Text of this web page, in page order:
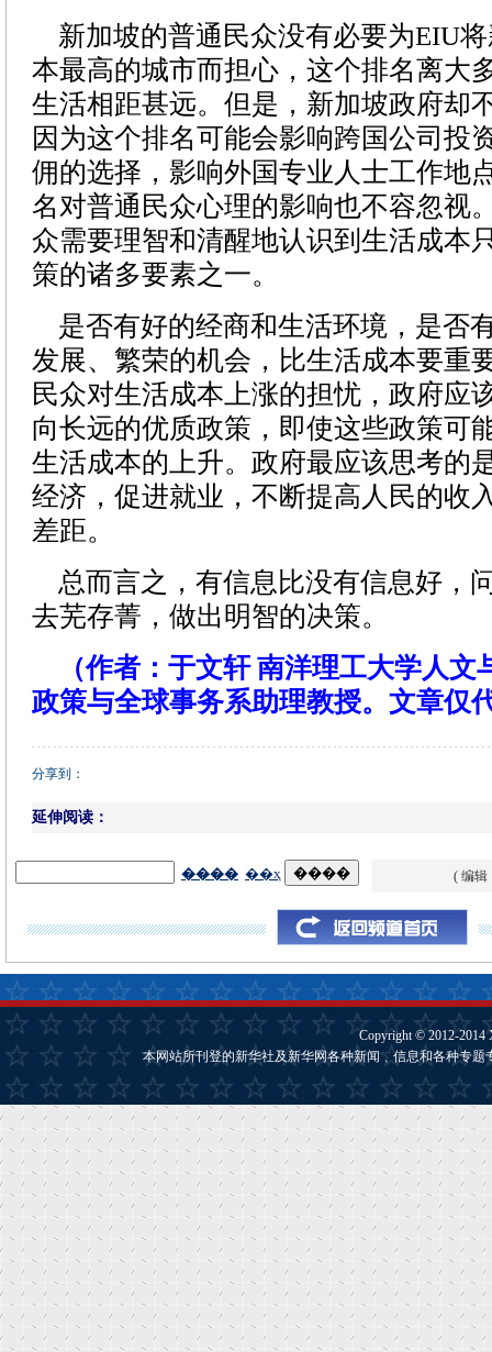
新加坡的普通民众没有必要为EIU
本最高的城市而担心，这个排名离大
生活相距甚远。但是，新加坡政府却
因为这个排名可能会影响跨国公司投
佣的选择，影响外国专业人士工作地
名对普通民众心理的影响也不容忽视
众需要理智和清醒地认识到生活成本
策的诸多要素之一。
是否有好的经商和生活环境，是否
发展、繁荣的机会，比生活成本要重
民众对生活成本上涨的担忧，政府应
向长远的优质政策，即使这些政策可
生活成本的上升。政府最应该思考的
经济，促进就业，不断提高人民的收
差距。
总而言之，有信息比没有信息好，
去芜存菁，做出明智的决策。
（作者： 于文轩南洋理工大学人文
政策与全球事务系助理教授。文章仅
分享到：
延伸阅读：
( 编辑
Copyright © 2012-2014
本网站所刊登的新华社及新华网各种新闻﹑信息和各种专